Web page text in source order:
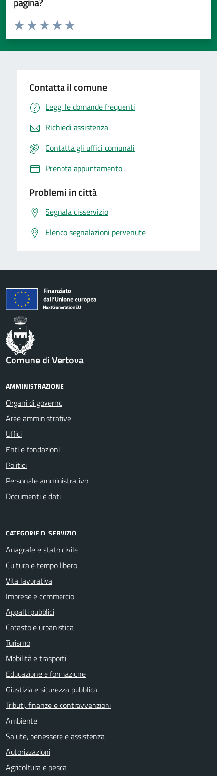
Valuta da 1 a 5 stelle la pagina
Valuta 5 stelle su 5
Valuta 4 stelle su 5
Valuta 3 stelle su 5
Valuta 2 stelle su 5
Valuta 1 stelle su 5
Contatta il comune
Leggi le domande frequenti
Richiedi assistenza
Contatta gli uffici comunali
Prenota appuntamento
Problemi in città
Segnala disservizio
Elenco segnalazioni pervenute
Comune di Vertova
AMMINISTRAZIONE
Organi di governo
Aree amministrative
Uffici
Enti e fondazioni
Politici
Personale amministrativo
Documenti e dati
CATEGORIE DI SERVIZIO
Anagrafe e stato civile
Cultura e tempo libero
Vita lavorativa
Imprese e commercio
Appalti pubblici
Catasto e urbanistica
Turismo
Mobilità e trasporti
Educazione e formazione
Giustizia e sicurezza pubblica
Tributi, finanze e contravvenzioni
Ambiente
Salute, benessere e assistenza
Autorizzazioni
Agricoltura e pesca